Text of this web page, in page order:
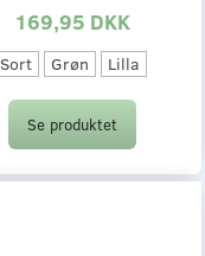
169,95 DKK
Sort Grøn Lilla
Se produktet